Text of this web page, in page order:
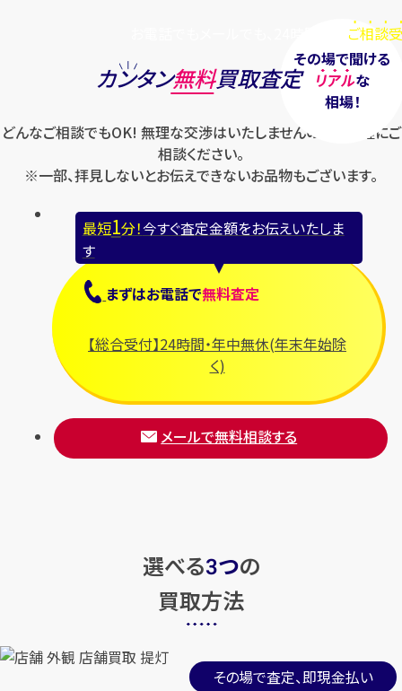
ご相談
その場で聞ける
リアルな
相場！
カンタン無料買取査定
どんなご相談でもOK! 無理な交渉はいたしませんのでお気軽にご
相談ください。
※一部、拝見しないとお伝えできないお品物もございます。
最短1分！今すぐ査定金額をお伝えいたしま
す
まずはお電話で無料査定
【総合受付】24時間・年中無休(年末年始除
く)
メールで無料相談する
選べる3つの
買取方法
その場で査定、即現金払い